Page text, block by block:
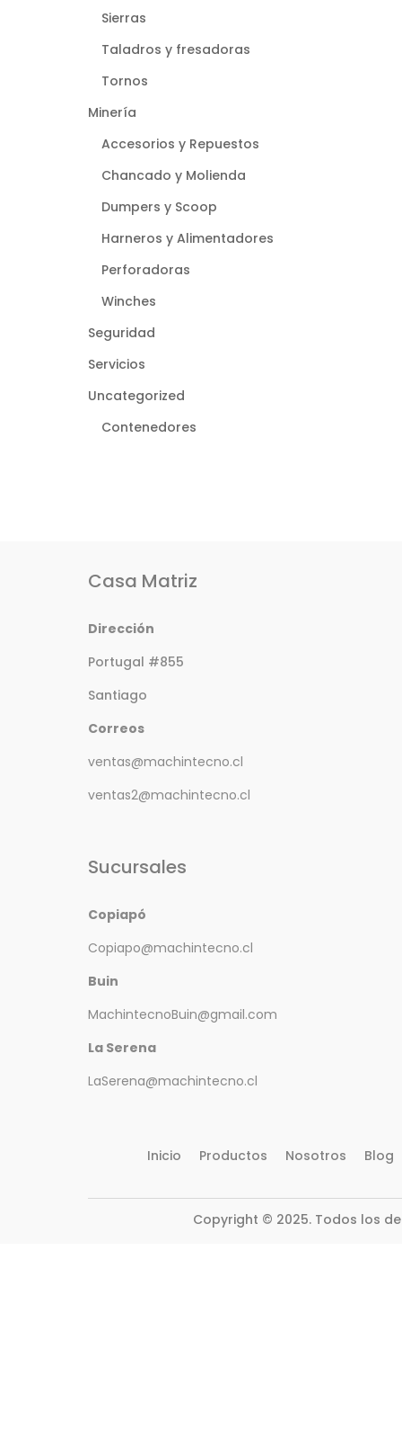
Sierras
Taladros y fresadoras
Tornos
Minería
Accesorios y Repuestos
Chancado y Molienda
Dumpers y Scoop
Harneros y Alimentadores
Perforadoras
Winches
Seguridad
Servicios
Uncategorized
Contenedores
Casa Matriz
Dirección
Portugal #855
Santiago
Correos
ventas@machintecno.cl
ventas2@machintecno.cl
Sucursales
Copiapó
Copiapo@machintecno.cl
Buin
MachintecnoBuin@gmail.com
La Serena
LaSerena@machintecno.cl
Inicio Productos Nosotros Blog
Copyright © 2025. Todos los